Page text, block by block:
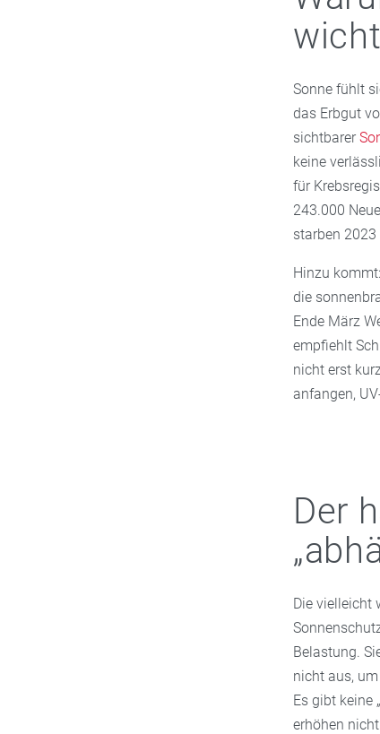
Sonne fühlt
das Erbgut
sichtbarer
keine
für
243.000
starben
Hinzu kommt:
die
Ende März
empfiehlt
nicht erst
anfangen,
Der
Die vielleicht
Belastung.
nicht aus,
Es gibt keine
erhöhen